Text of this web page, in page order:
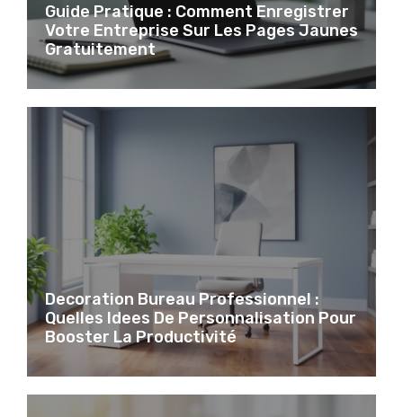
Guide Pratique : Comment Enregistrer
Votre Entreprise Sur Les Pages Jaunes
Gratuitement
Decoration Bureau Professionnel :
Quelles Idees De Personnalisation Pour
Booster La Productivité